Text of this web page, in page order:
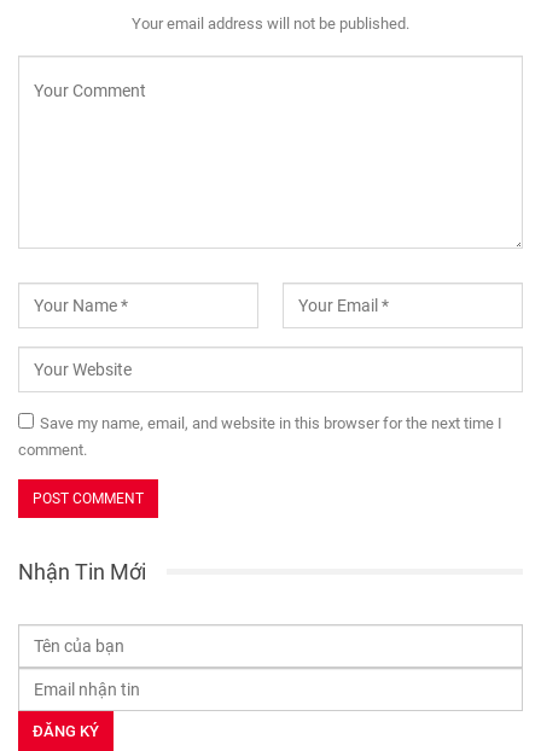
Your email address will not be published.
Save my name, email, and website in this browser for the next time I
comment.
Nhận Tin Mới